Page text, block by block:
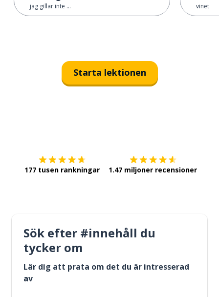
jag gillar inte ... vinet
Starta lektionen
177 tusen rankningar 1.47 miljoner recensioner
Sök efter #innehåll du
tycker om
Lär dig att prata om det du är intresserad
av